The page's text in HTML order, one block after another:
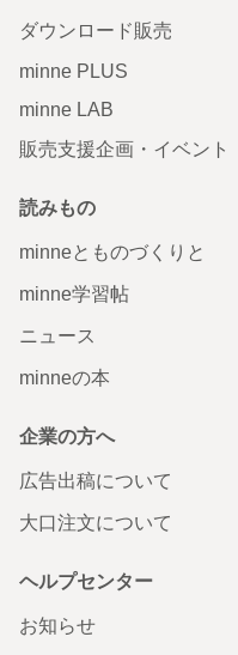
ダウンロード販売
minne PLUS
minne LAB
販売支援企画・イベント
読みもの
minneとものづくりと
minne学習帖
ニュース
minneの本
企業の方へ
広告出稿について
大口注文について
ヘルプセンター
お知らせ